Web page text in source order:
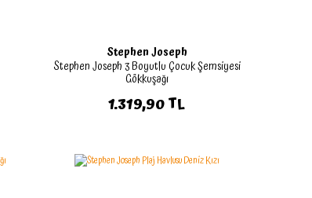
Stephen Joseph
Stephen Joseph 3 Boyutlu Çocuk Şemsiyesi
Gökkuşağı
1.319,90 TL